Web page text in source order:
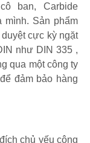
ban, Carbide
mình. Sản phẩm
cực kỳ ngặt
như DIN 335 ,
qua một công ty
đảm bảo hàng
chủ yếu công